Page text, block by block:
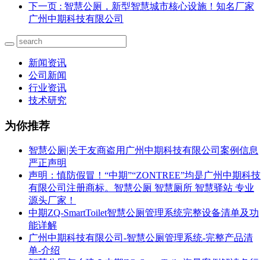
下一页 : 智慧公厕，新型智慧城市核心设施！知名厂家
广州中期科技有限公司
新闻资讯
公司新闻
行业资讯
技术研究
为你推荐
智慧公厕|关于友商盗用广州中期科技有限公司案例信息
严正声明
声明：慎防假冒！“中期”“ZONTREE”均是广州中期科技
有限公司注册商标。智慧公厕 智慧厕所 智慧驿站 专业
源头厂家！
中期ZQ-SmartToilet智慧公厕管理系统完整设备清单及功
能详解
广州中期科技有限公司-智慧公厕管理系统-完整产品清
单-介绍